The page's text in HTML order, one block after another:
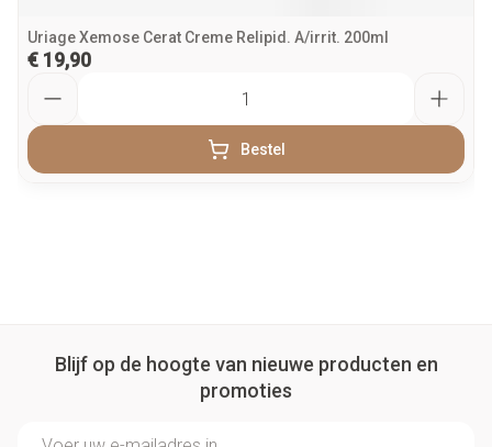
Uriage Xemose Cerat Creme Relipid. A/irrit. 200ml
€ 19,90
Bestel
Blijf op de hoogte van nieuwe producten en
promoties